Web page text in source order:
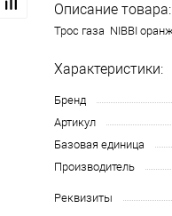
Описание товара:
Трос газа NIBBI
Характеристики:
Бренд
Артикул
Базовая единица
Производитель
Реквизиты